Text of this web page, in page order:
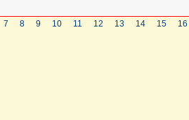
7 8 9 10 11 12 13 14 15 16